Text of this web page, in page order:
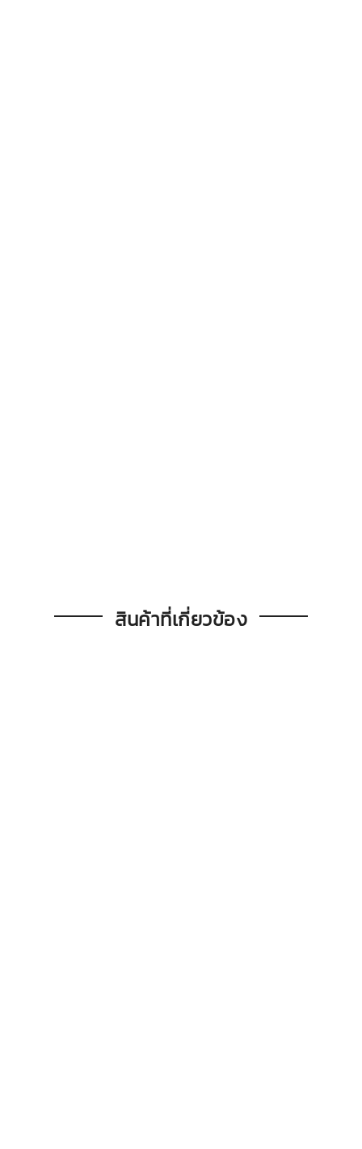
สินค้าที่เกี่ยวข้อง